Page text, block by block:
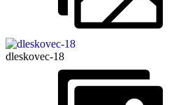
dleskovec-18